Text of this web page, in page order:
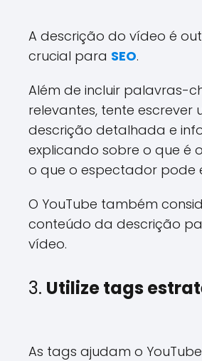
A descrição do vídeo é
crucial para SEO.
Além de incluir palavras-
relevantes, tente escrever
descrição detalhada e
explicando sobre o que é
o que o espectador pode
O YouTube também
conteúdo da descrição
vídeo.
3. Utilize tags
As tags ajudam o